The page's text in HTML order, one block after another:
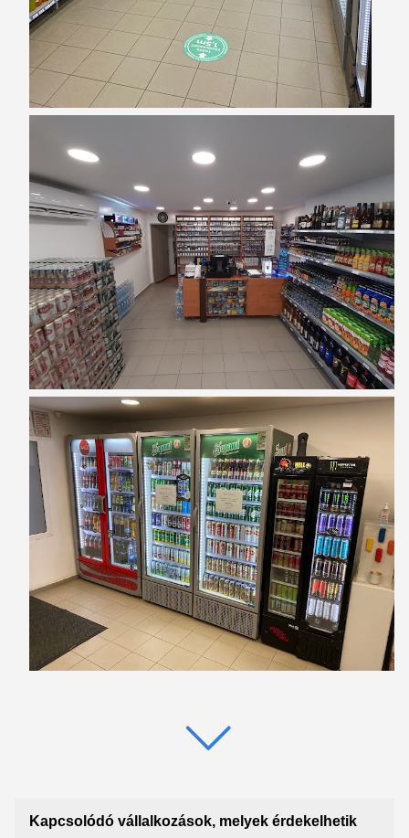
Kapcsolódó vállalkozások, melyek érdekelhetik